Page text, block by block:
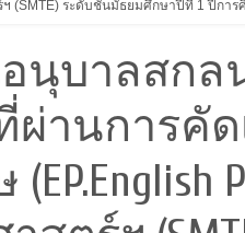
ฯ (SMTE) ระดับชั้นมัธยมศึกษาปีที่ 1 ปีกา
อนุบาลสก
ผ่านการคั